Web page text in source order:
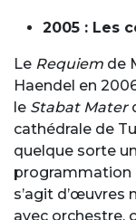
2005 : Les
Le Requiem de
Haendel en
le Stabat Mater
cathédrale de
quelque sorte
programmation
s’agit d’œuvres
avec orchestre,